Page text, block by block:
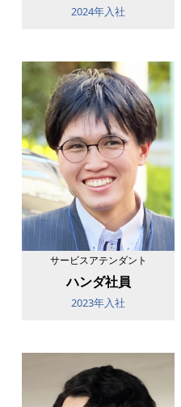
2024年入社
サービスアテンダント
ハンダ社員
2023年入社